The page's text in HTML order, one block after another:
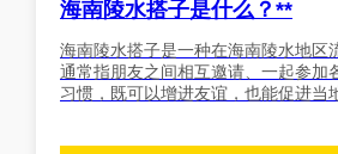
海南陵水搭子是什么？**
海南陵水搭子是一种在海南陵水地区
通常指朋友之间相互邀请、一起参加
习惯，既可以增进友谊，也能促进当